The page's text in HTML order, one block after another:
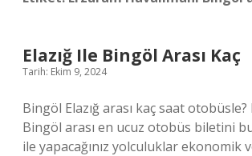
Elazığ Ile Bingöl Arası Kaç
Tarih: Ekim 9, 2024
Bingöl Elazığ arası kaç saat otobüsle?
Bingöl arası en ucuz otobüs biletini
ile yapacağınız yolculuklar ekonomik